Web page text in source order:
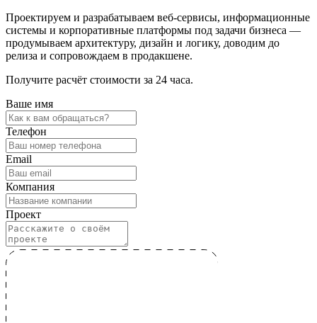
Проектируем и разрабатываем веб-сервисы, информационные
системы и корпоративные платформы под задачи бизнеса —
продумываем архитектуру, дизайн и логику, доводим до
релиза и сопровождаем в продакшене.
Получите расчёт стоимости за 24 часа.
Ваше имя
Телефон
Email
Компания
Проект